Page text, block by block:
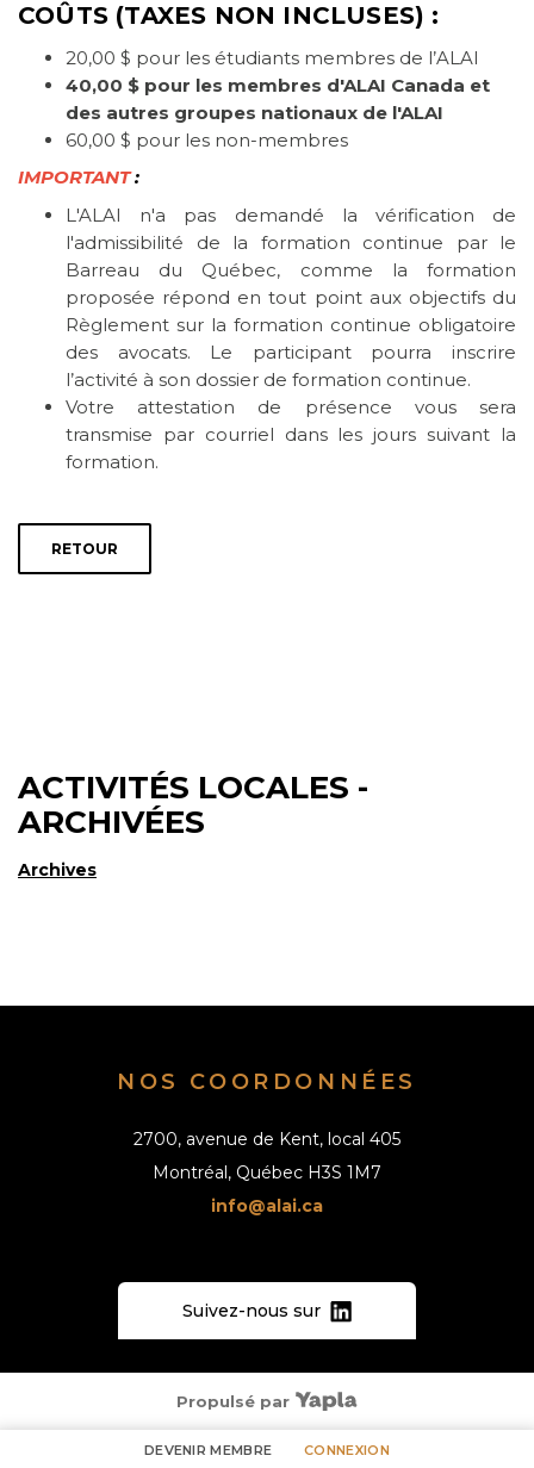
DEVENIR MEMBRE CONNEXION
COÛTS (TAXES NON INCLUSES) :
20,00 $ pour les étudiants membres de l’ALAI
40,00 $ pour les membres d'ALAI Canada et
des autres groupes nationaux de l'ALAI
60,00 $ pour les non-membres
IMPORTANT:
L'ALAI n'a pas demandé la vérification de
l'admissibilité de la formation continue par le
Barreau du Québec, comme la formation
proposée répond en tout point aux objectifs du
Règlement sur la formation continue obligatoire
des avocats. Le participant pourra inscrire
l’activité à son dossier de formation continue.
Votre attestation de présence vous sera
transmise par courriel dans les jours suivant la
formation.
RETOUR
ACTIVITÉS LOCALES -
ARCHIVÉES
Archives
NOS COORDONNÉES
2700, avenue de Kent, local 405
Montréal, Québec H3S 1M7
info@alai.ca
Suivez-nous sur
Propulsé par